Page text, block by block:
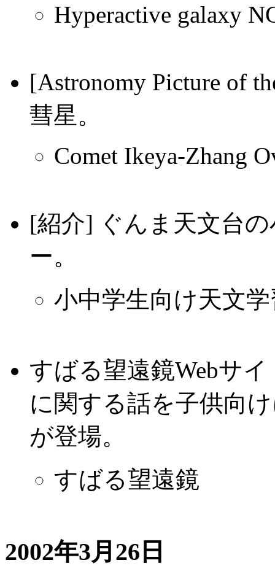
Hyperactive galaxy
[Astronomy Picture of
彗星。
Comet Ikeya-Zhang
[紹介] ぐんま天文台
ー。
小中学生向け天文
すばる望遠鏡Webサ
に関する話を子供向
が登場。
すばる望遠鏡
2002年3月26日